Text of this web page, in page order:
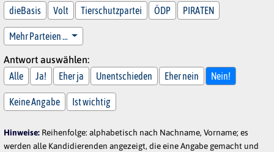
dieBasis Volt Tierschutzpartei ÖDP PIRATEN
Mehr Parteien …
Antwort auswählen:
Alle
Ja! Eher ja Unentschieden Eher nein Nein!
Keine Angabe Ist wichtig
Hinweise: Reihenfolge: alphabetisch nach Nachname, Vorname; es
werden alle Kandidierenden angezeigt, die eine Angabe gemacht und